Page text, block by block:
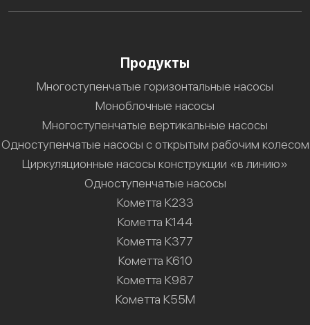
Продукты
Многоступенчатые горизонтальные насосы
Моноблочные насосы
Многоступенчатые вертикальные насосы
Одноступенчатые насосы с открытым рабочим колесом
Циркуляционные насосы конструкции «в линию»
Одноступенчатые насосы
Кометта К233
Кометта К144
Кометта К377
Кометта К610
Кометта К987
Кометта К55М